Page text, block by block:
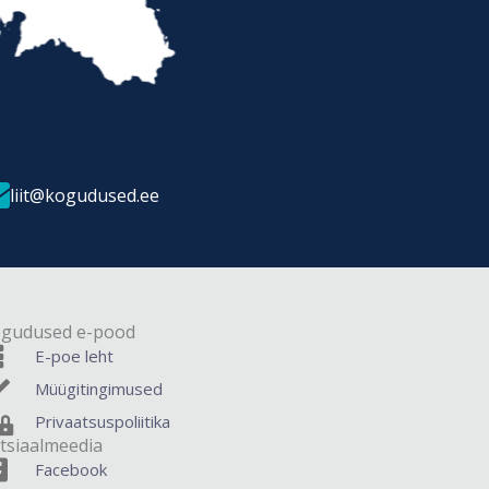
liit@kogudused.ee
e-pood
E-poe leht
Müügitingimused
Privaatsuspoliitika
Facebook